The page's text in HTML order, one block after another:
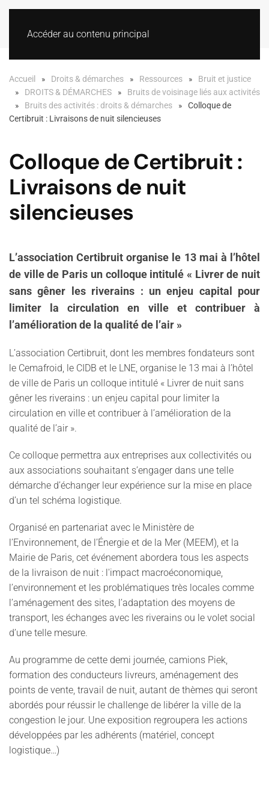
Accéder au contenu principal
Accueil Droits & démarches Ressources
Bruit et justice
DROITS & DÉMARCHES
Bruits de voisinage liés aux activités
Bruits des activités : droits & démarches
Colloque de
Certibruit : Livraisons de nuit silencieuses
Colloque de Certibruit :
Livraisons de nuit
silencieuses
L’association Certibruit organise le 13 mai à l’hôtel
de ville de Paris un colloque intitulé « Livrer de nuit
sans gêner les riverains : un enjeu capital pour
limiter la circulation en ville et contribuer à
l’amélioration de la qualité de l’air »
L’association Certibruit, dont les membres fondateurs sont
le Cemafroid, le CIDB et le LNE, organise le 13 mai à l’hôtel
de ville de Paris un colloque intitulé « Livrer de nuit sans
gêner les riverains : un enjeu capital pour limiter la
circulation en ville et contribuer à l’amélioration de la
qualité de l’air ».
Ce colloque permettra aux entreprises aux collectivités ou
aux associations souhaitant s’engager dans une telle
démarche d’échanger leur expérience sur la mise en place
d’un tel schéma logistique.
Organisé en partenariat avec le Ministère de
l’Environnement, de l’Énergie et de la Mer (MEEM), et la
Mairie de Paris, cet événement abordera tous les aspects
de la livraison de nuit : l'impact macroéconomique,
l’environnement et les problématiques très locales comme
l’aménagement des sites, l’adaptation des moyens de
transport, les échanges avec les riverains ou le volet social
d’une telle mesure.
Au programme de cette demi journée, camions Piek,
formation des conducteurs livreurs, aménagement des
points de vente, travail de nuit, autant de thèmes qui seront
abordés pour réussir le challenge de libérer la ville de la
congestion le jour. Une exposition regroupera les actions
développées par les adhérents (matériel, concept
logistique…)